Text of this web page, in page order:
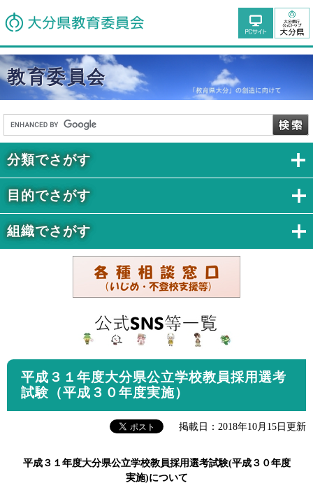
教育委員会
平成３１年度大分県公立学校教員採用選考
試験（平成３０年度実施）
掲載日：2018年10月15日更新
平成３１年度大分県公立学校教員採用選考試験(平成３０年度
実施)について
分類でさがす
目的でさがす
組織でさがす